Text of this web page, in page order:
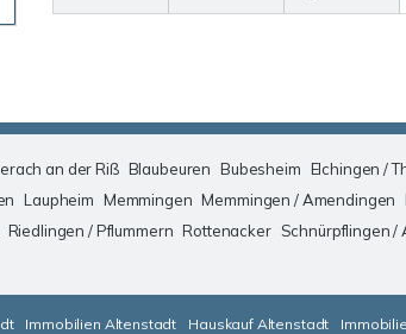
an der Riß Blaubeuren Bubesheim Elchingen /
Laupheim Memmingen Memmingen / Amendingen
Riedlingen / Pflummern Rottenacker Schnürpflingen /
Immobilien Altenstadt Hauskauf Altenstadt